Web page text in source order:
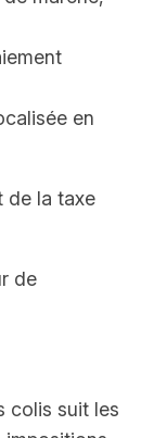
en
de la taxe
de
colis suit les